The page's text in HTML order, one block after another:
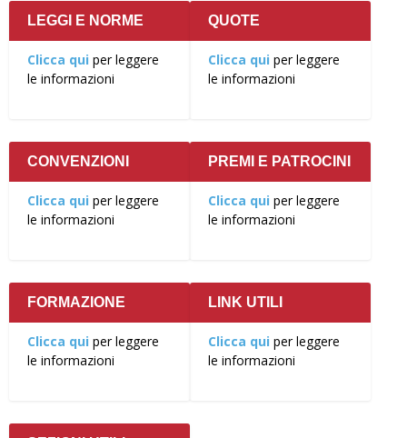
LEGGI E NORME
Clicca qui per leggere
le informazioni
QUOTE
Clicca qui per leggere
le informazioni
CONVENZIONI
Clicca qui per leggere
le informazioni
PREMI E PATROCINI
Clicca qui per leggere
le informazioni
FORMAZIONE
Clicca qui per leggere
le informazioni
LINK UTILI
Clicca qui per leggere
le informazioni